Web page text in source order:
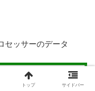
ッサーのデータ
® Core™ i5-10505 プロセ
ッサー
トップ サイドバー